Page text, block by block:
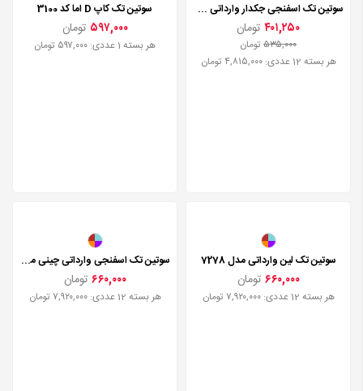
سوتین تک کاپ D اما کد 3100
۵۹۷,۰۰۰ تومان
هر بسته 1 عددی: ۵۹۷,۰۰۰ تومان
سوتین تک لین وارداتی مدل 7278
۶۶۰,۰۰۰ تومان
هر بسته 12 عددی: ۷,۹۲۰,۰۰۰ تومان